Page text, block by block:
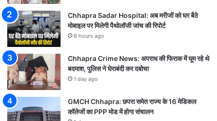
Chhapra Sadar Hospital: अब मरीजों को घर बैठे
मोबाइल पर मिलेगी पैथोलॉजी जांच की रिपोर्ट
8 hours ago
Chhapra Crime News: अपराध की फिराक में घूम रहे थे
बदमाश, पुलिस ने घेराबंदी कर दबोचा
1 day ago
GMCH Chhapra: छपरा समेत राज्य के 16 मेडिकल
कॉलेजों का PPP मोड में होगा संचालन